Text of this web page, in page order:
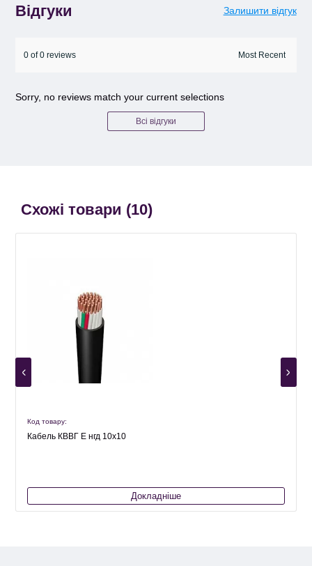
Відгуки Залишити відгук
0 of 0 reviews
Sorry, no reviews match your current selections
Всі відгуки
Схожі товари (10)
Код товару:
Кабель КВВГ Е нгд 10х10
Докладніше